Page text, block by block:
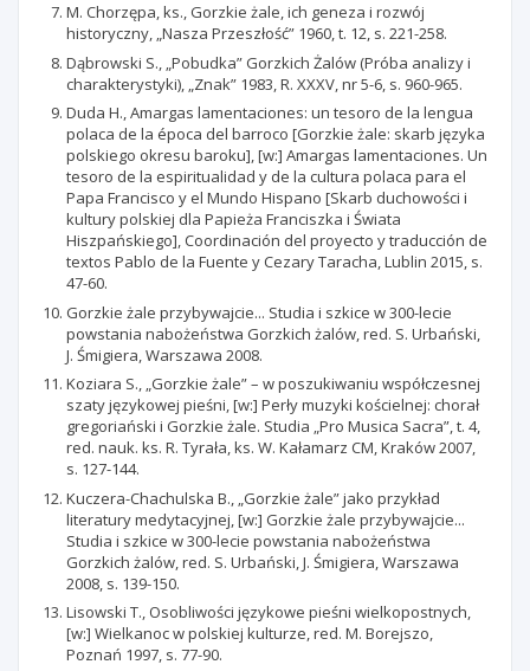
M. Chorzępa, ks., Gorzkie żale, ich geneza i rozwój
historyczny, „Nasza Przeszłość” 1960, t. 12, s. 221-258.
Dąbrowski S., „Pobudka” Gorzkich Żalów (Próba analizy i
charakterystyki), „Znak” 1983, R. XXXV, nr 5-6, s. 960-965.
Duda H., Amargas lamentaciones: un tesoro de la lengua
polaca de la época del barroco [Gorzkie żale: skarb języka
polskiego okresu baroku], [w:] Amargas lamentaciones. Un
tesoro de la espiritualidad y de la cultura polaca para el
Papa Francisco y el Mundo Hispano [Skarb duchowości i
kultury polskiej dla Papieża Franciszka i Świata
Hiszpańskiego], Coordinación del proyecto y traducción de
textos Pablo de la Fuente y Cezary Taracha, Lublin 2015, s.
47-60.
Gorzkie żale przybywajcie... Studia i szkice w 300-lecie
powstania nabożeństwa Gorzkich żalów, red. S. Urbański,
J. Śmigiera, Warszawa 2008.
Koziara S., „Gorzkie żale” – w poszukiwaniu współczesnej
szaty językowej pieśni, [w:] Perły muzyki kościelnej: chorał
gregoriański i Gorzkie żale. Studia „Pro Musica Sacra”, t. 4,
red. nauk. ks. R. Tyrała, ks. W. Kałamarz CM, Kraków 2007,
s. 127-144.
Kuczera-Chachulska B., „Gorzkie żale” jako przykład
literatury medytacyjnej, [w:] Gorzkie żale przybywajcie...
Studia i szkice w 300-lecie powstania nabożeństwa
Gorzkich żalów, red. S. Urbański, J. Śmigiera, Warszawa
2008, s. 139-150.
Lisowski T., Osobliwości językowe pieśni wielkopostnych,
[w:] Wielkanoc w polskiej kulturze, red. M. Borejszo,
Poznań 1997, s. 77-90.